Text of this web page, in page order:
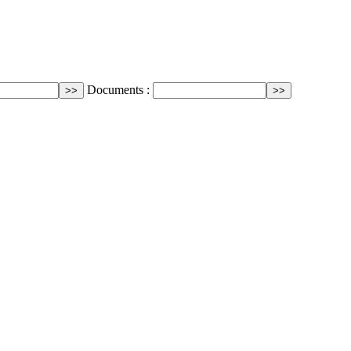
Documents :